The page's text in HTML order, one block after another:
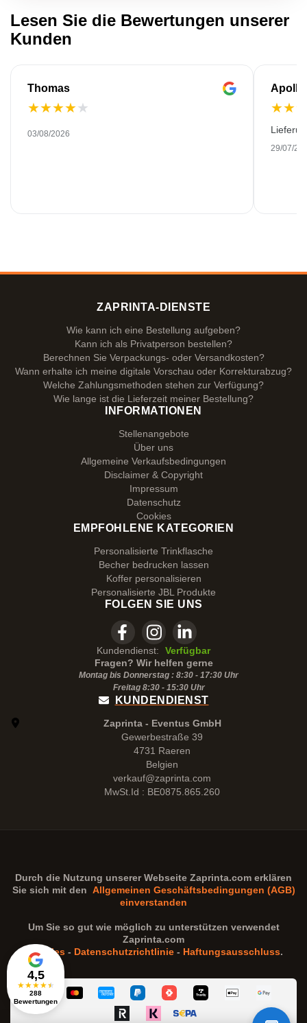
Lesen Sie die Bewertungen unserer
Kunden
Thomas
★★★★★
03/08/2026
★★
29/07/
4,5
★★★★★
288
Bewertungen
ZAPRINTA-DIENSTE
Wie kann ich eine Bestellung aufgeben?
Kann ich als Privatperson bestellen?
Berechnen Sie Verpackungs- oder Versandkosten?
Wann erhalte ich meine digitale Vorschau oder Korrekturabzug?
Welche Zahlungsmethoden stehen zur Verfügung?
Wie lange ist die Lieferzeit meiner Bestellung?
INFORMATIONEN
Stellenangebote
Über uns
Allgemeine Verkaufsbedingungen
Disclaimer & Copyright
Impressum
Datenschutz
Cookies
EMPFOHLENE KATEGORIEN
Personalisierte Trinkflasche
Becher bedrucken lassen
Koffer personalisieren
Personalisierte JBL Produkte
FOLGEN SIE UNS
Kundendienst:
Verfügbar
Fragen? Wir helfen gerne
Montag bis Donnerstag : 8:30 - 17:30 Uhr
Freitag 8:30 - 15:30Uhr
KUNDENDIENST
Zaprinta - Eventus GmbH
Gewerbestraße 39
4731 Raeren
Belgien
verkauf@zaprinta.com
MwSt.Id : BE0875.865.260
Durch die Nutzung unserer Webseite Zaprinta.com erklären
Sie sich mit den Allgemeinen Geschäftsbedingungen (AGB)
einverstanden
Um Sie so gut wie möglich zu unterstützen verwendet
Zaprinta.com
Cookies - Datenschutzrichtlinie - Haftungsausschluss.